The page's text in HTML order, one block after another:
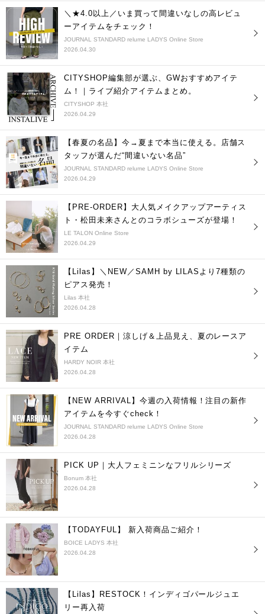
＼★4.0以上／いま買って間違いなしの高レビュ
ーアイテムをチェック！
JOURNAL STANDARD relume LADYS Online Store
2026.04.30
CITYSHOP編集部が選ぶ、GWおすすめアイテ
ム！｜ライブ紹介アイテムまとめ。
CITYSHOP 本社
2026.04.29
【春夏の名品】今→夏まで本当に使える。店舗ス
タッフが選んだ“間違いない名品”
JOURNAL STANDARD relume LADYS Online Store
2026.04.29
【PRE-ORDER】大人気メイクアップアーティス
ト・松田未来さんとのコラボシューズが登場！
LE TALON Online Store
2026.04.29
【Lilas】＼NEW／SAMH by LILASより7種類の
ピアス発売！
Lilas 本社
2026.04.28
PRE ORDER｜涼しげ＆上品見え、夏のレースア
イテム
HARDY NOIR 本社
2026.04.28
【NEW ARRIVAL】今週の入荷情報！注目の新作
アイテムを今すぐcheck！
JOURNAL STANDARD relume LADYS Online Store
2026.04.28
PICK UP｜大人フェミニンなフリルシリーズ
Bonum 本社
2026.04.28
【TODAYFUL】 新入荷商品ご紹介！
BOICE LADYS 本社
2026.04.28
【Lilas】RESTOCK！インディゴパールジュエ
リー再入荷